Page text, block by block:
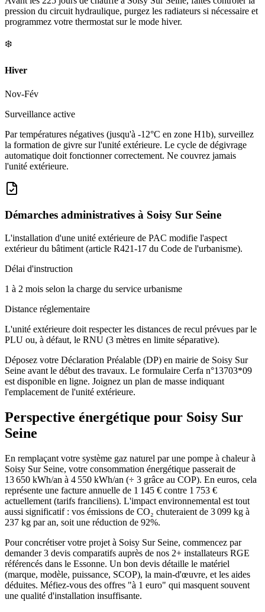
pression du circuit hydraulique, purgez les radiateurs si nécessaire et
programmez votre thermostat sur le mode hiver.
❄️
Hiver
Nov-Fév
Surveillance active
Par températures négatives (jusqu'à -12°C en zone H1b), surveillez
la formation de givre sur l'unité extérieure. Le cycle de dégivrage
automatique doit fonctionner correctement. Ne couvrez jamais
l'unité extérieure.
Démarches administratives à Soisy Sur Seine
L'installation d'une unité extérieure de PAC modifie l'aspect
extérieur du bâtiment (article R421-17 du Code de l'urbanisme).
Délai d'instruction
1 à 2 mois selon la charge du service urbanisme
Distance réglementaire
L'unité extérieure doit respecter les distances de recul prévues par le
PLU ou, à défaut, le RNU (3 mètres en limite séparative).
Déposez votre Déclaration Préalable (DP) en mairie de Soisy Sur
Seine avant le début des travaux. Le formulaire Cerfa n°13703*09
est disponible en ligne. Joignez un plan de masse indiquant
l'emplacement de l'unité extérieure.
Perspective énergétique pour Soisy Sur
Seine
En remplaçant votre système gaz naturel par une pompe à chaleur à
Soisy Sur Seine, votre consommation énergétique passerait de
13 650 kWh/an à 4 550 kWh/an (÷ 3 grâce au COP). En euros, cela
représente une facture annuelle de 1 145 € contre 1 753 €
actuellement (tarifs franciliens). L'impact environnemental est tout
aussi significatif : vos émissions de CO₂ chuteraient de 3 099 kg à
237 kg par an, soit une réduction de 92%.
Pour concrétiser votre projet à Soisy Sur Seine, commencez par
demander 3 devis comparatifs auprès de nos 2+ installateurs RGE
référencés dans le Essonne. Un bon devis détaille le matériel
(marque, modèle, puissance, SCOP), la main-d'œuvre, et les aides
déduites. Méfiez-vous des offres "à 1 euro" qui masquent souvent
une qualité d'installation insuffisante.